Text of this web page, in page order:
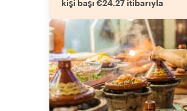
kişi başı €24.27 itibarıyla